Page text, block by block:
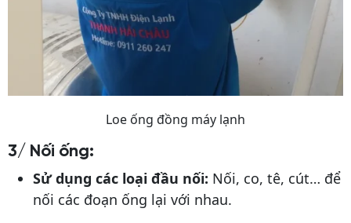
Loe ống đồng máy lạnh
3/ Nối ống:
Sử dụng các loại đầu nối: Nối, co, tê, cút… để
nối các đoạn ống lại với nhau.